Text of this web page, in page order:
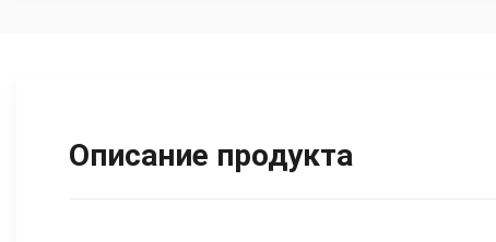
Описание продукта